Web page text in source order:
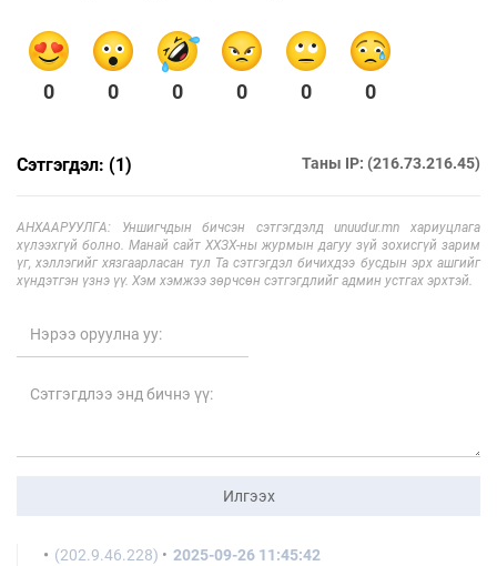
0 0 0 0 0 0
Сэтгэгдэл: (1) Таны IP: (216.73.216.45)
АНХААРУУЛГА: Уншигчдын бичсэн сэтгэгдэлд unuudur.mn хариуцлага
хүлээхгүй болно. Манай сайт ХХЗХ-ны журмын дагуу зүй зохисгүй зарим
үг, хэллэгийг хязгаарласан тул Та сэтгэгдэл бичихдээ бусдын эрх ашгийг
хүндэтгэн үзнэ үү. Хэм хэмжээ зөрчсөн сэтгэгдлийг админ устгах эрхтэй.
Илгээх
(202.9.46.228)
2025-09-26 11:45:42